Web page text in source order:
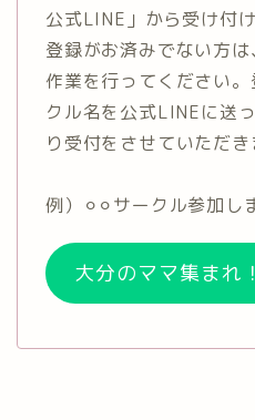
公式LINE」から受け付
登録がお済みでない方
作業を行ってください
クル名を公式LINEに送
り受付をさせていただき
例）⚪︎⚪︎サークル参加し
大分のママ集まれ